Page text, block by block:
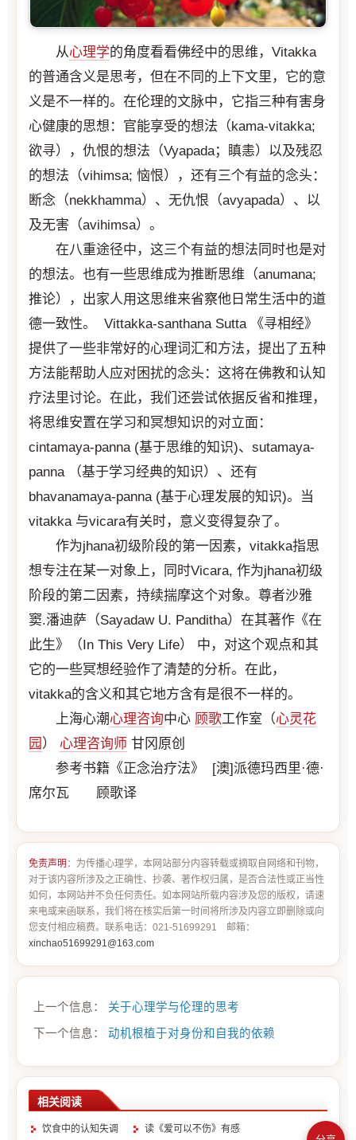
从心理学的角度看看佛经中的思维，Vitakka
的普通含义是思考，但在不同的上下文里，它的意
义是不一样的。在伦理的文脉中，它指三种有害身
心健康的思想：官能享受的想法（kama-vitakka;
欲寻），仇恨的想法（Vyapada；瞋恚）以及残忍
的想法（vihimsa; 恼恨），还有三个有益的念头：
断念（nekkhamma）、无仇恨（avyapada）、以
及无害（avihimsa）。
在八重途径中，这三个有益的想法同时也是对
的想法。也有一些思维成为推断思维（anumana;
推论），出家人用这思维来省察他日常生活中的道
德一致性。 Vittakka-santhana Sutta 《寻相经》
提供了一些非常好的心理词汇和方法，提出了五种
方法能帮助人应对困扰的念头：这将在佛教和认知
疗法里讨论。在此，我们还尝试依据反省和推理，
将思维安置在学习和冥想知识的对立面：
cintamaya-panna (基于思维的知识)、sutamaya-
panna （基于学习经典的知识）、还有
bhavanamaya-panna (基于心理发展的知识)。当
vitakka 与vicara有关时，意义变得复杂了。
作为jhana初级阶段的第一因素，vitakka指思
想专注在某一对象上，同时Vicara, 作为jhana初级
阶段的第二因素，持续揣摩这个对象。尊者沙雅
窦.潘迪萨（Sayadaw U. Panditha）在其著作《在
此生》（In This Very Life） 中，对这个观点和其
它的一些冥想经验作了清楚的分析。在此，
vitakka的含义和其它地方含有是很不一样的。
上海心潮心理咨询中心 顾歌工作室（心灵花
园 ） 心理咨询师 甘冈原创
参考书籍《正念治疗法》 [澳]派德玛西里·德·
席尔瓦 顾歌译
免责声明 ：为传播心理学，本网站部分内容转载或摘取自网络和刊物，
对于该内容所涉及之正确性、抄袭、著作权归属，是否合法性或正当性
如何，本网站并不负任何责任。如本网站所载内容涉及您的版权，请速
来电或来函联系，我们将在核实后第一时间将所涉及内容立即删除或向
您支付相应稿费。联系电话：021-51699291 邮箱：
xinchao51699291@163.com
上一个信息： 关于心理学与伦理的思考
下一个信息： 动机根植于对身份和自我的依赖
相关阅读
饮食中的认知失调 读《爱可以不伤》有感